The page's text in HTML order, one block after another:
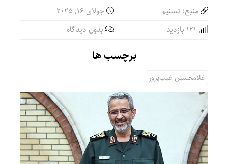
منبع: تسنیم
جولای 16, 2025
بدون دیدگاه
برچسب ها
غلامحسین غیب‌پرور